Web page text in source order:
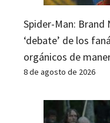
Spider-Man: Brand
‘debate’ de los
orgánicos de
8 de agosto de 2026